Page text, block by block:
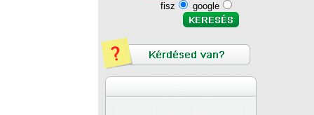
fisz google